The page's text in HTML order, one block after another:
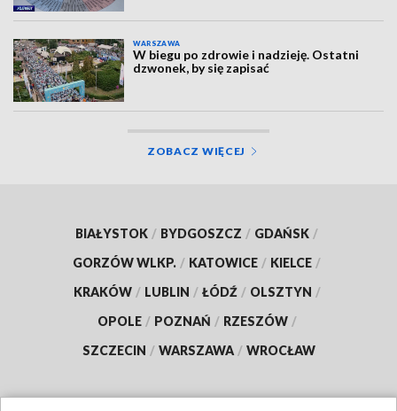
WARSZAWA
W biegu po zdrowie i nadzieję. Ostatni
dzwonek, by się zapisać
ZOBACZ WIĘCEJ
BIAŁYSTOK / BYDGOSZCZ / GDAŃSK /
GORZÓW WLKP. / KATOWICE / KIELCE /
KRAKÓW / LUBLIN / ŁÓDŹ / OLSZTYN /
OPOLE / POZNAŃ / RZESZÓW /
SZCZECIN / WARSZAWA / WROCŁAW